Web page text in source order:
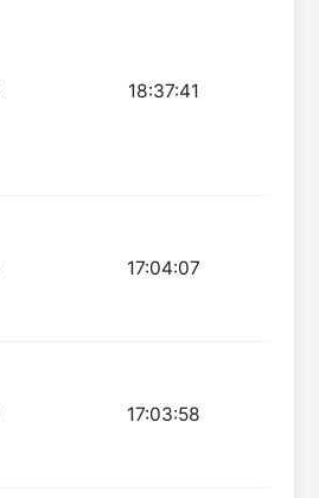
18:37:41
17:04:07
17:03:58